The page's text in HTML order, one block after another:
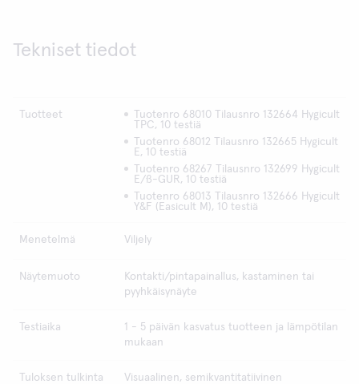
Tekniset tiedot
Tuotteet
Tuotenro 68010 Tilausnro 132664 Hygicult
TPC, 10 testiä
Tuotenro 68012 Tilausnro 132665 Hygicult
E, 10 testiä
Tuotenro 68267 Tilausnro 132699 Hygicult
E/ß-GUR, 10 testiä
Tuotenro 68013 Tilausnro 132666 Hygicult
Y&F (Easicult M), 10 testiä
Menetelmä Viljely
Näytemuoto
Kontakti/pintapainallus, kastaminen tai
pyyhkäisynäyte
Testiaika
1 - 5 päivän kasvatus tuotteen ja lämpötilan
mukaan
Tuloksen tulkinta Visuaalinen, semikvantitatiivinen